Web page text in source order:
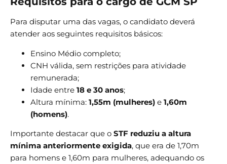
Para disputar uma das vagas, o candidato deverá
atender aos seguintes requisitos básicos:
Ensino Médio completo;
CNH válida, sem restrições para atividade
remunerada;
Idade entre 18 e 30 anos;
Altura mínima: 1,55m (mulheres) e 1,60m
(homens).
Importante destacar que o STF reduziu a altura
mínima anteriormente exigida, que era de 1,70m
para homens e 1,60m para mulheres, adequando os